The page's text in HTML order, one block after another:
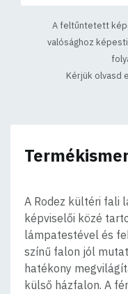
A feltűntetett
valósághoz
Kérjük olvasd
A Rodez kültéri fali
képviselői közé
lámpatestével és
színű falon jól
hatékony
külső házfalon. A